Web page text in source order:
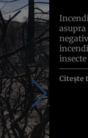
Citește